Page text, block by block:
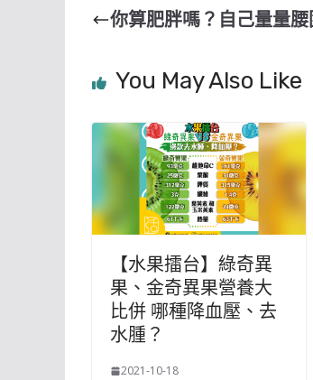
你算肥胖嗎？自己量量
You May Also Like
【水果擂台】綠奇異
果、金奇異果營養大
比併 哪種降血壓、去
水腫？
2021-10-18